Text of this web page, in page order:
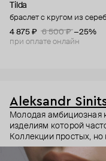
Tilda
браслет с кругом из
4 875 ₽
6 500 ₽ −25%
при оплате онлайн
Aleksandr
Молодая амбициозная
изделиям которой
Коллекции простых,
и серебра с
асимметричной